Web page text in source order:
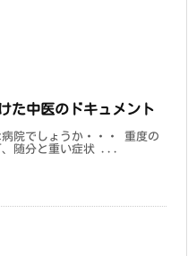
た中医のドキュメント
院でしょうか・・・ 重度の
、随分と重い症状 ...